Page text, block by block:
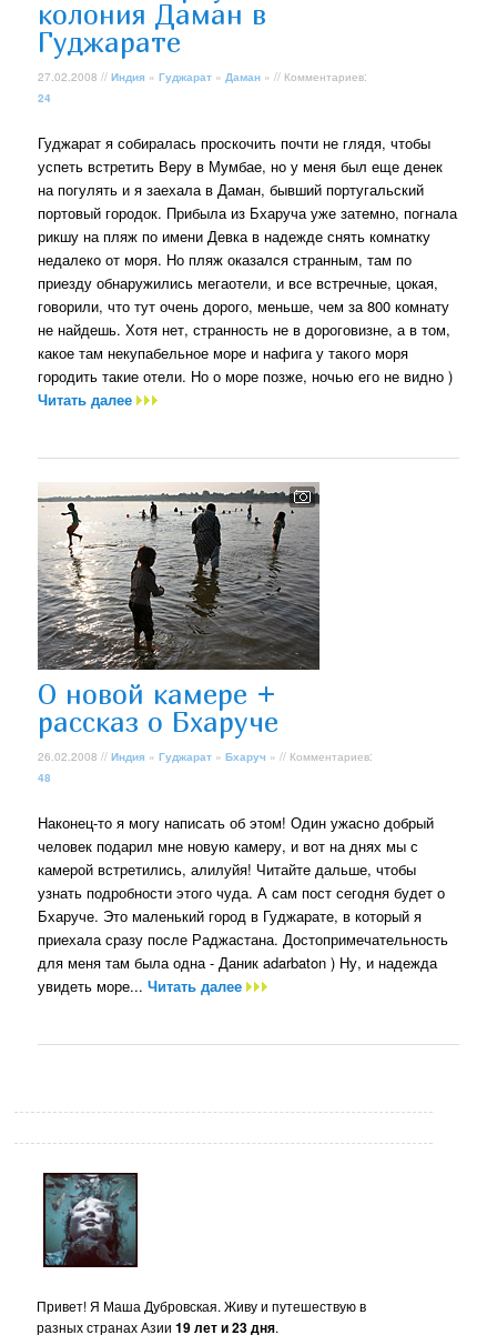
колония Даман в
Гуджарате
27.02.2008 //Индия »Гуджарат » Даман » // Комментариев:
24
Гуджарат я собиралась проскочить почти не глядя, чтобы
успеть встретить Веру в Мумбае, но у меня был еще денек
на погулять и я заехала в Даман, бывший португальский
портовый городок. Прибыла из Бхаруча уже затемно, погнала
рикшу на пляж по имени Девка в надежде снять комнатку
недалеко от моря. Но пляж оказался странным, там по
приезду обнаружились мегаотели, и все встречные, цокая,
говорили, что тут очень дорого, меньше, чем за 800 комнату
не найдешь. Хотя нет, странность не в дороговизне, а в том,
какое там некупабельное море и нафига у такого моря
городить такие отели. Но о море позже, ночью его не видно )
Читать далее
О новой камере +
рассказ о Бхаруче
26.02.2008 //Индия »Гуджарат »Бхаруч » // Комментариев:
48
Наконец-то я могу написать об этом! Один ужасно добрый
человек подарил мне новую камеру, и вот на днях мы с
камерой встретились, алилуйя! Читайте дальше, чтобы
узнать подробности этого чуда. А сам пост сегодня будет о
Бхаруче. Это маленький город в Гуджарате, в который я
приехала сразу после Раджастана. Достопримечательность
для меня там была одна - Даник adarbaton ) Ну, и надежда
увидеть море...Читать далее
Привет! Я Маша Дубровская. Живу и путешествую в
разных странах Азии19 лет и 23 дня.